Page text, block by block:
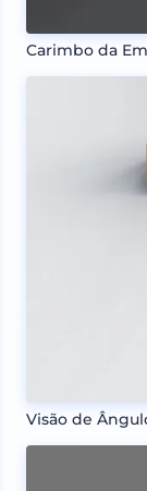
Carimbo da
Visão de